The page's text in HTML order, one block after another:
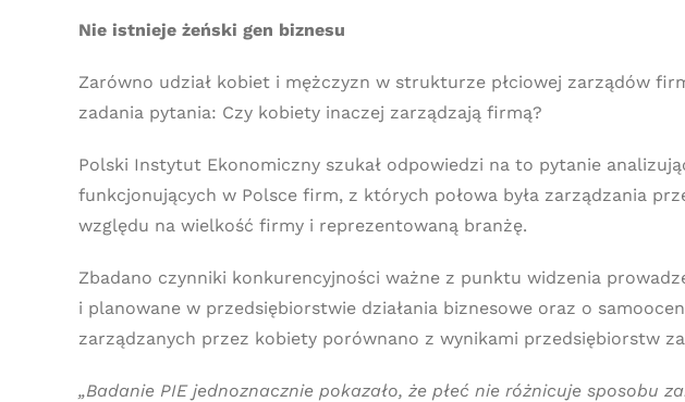
Nie istnieje żeński gen biznesu
Zarówno udział kobiet i mężczyzn w strukturze płciowej zarządów
zadania pytania: Czy kobiety inaczej zarządzają firmą?
Polski Instytut Ekonomiczny szukał odpowiedzi na to pytanie
funkcjonujących w Polsce firm, z których połowa była zarządzania
względu na wielkość firmy i reprezentowaną branżę.
Zbadano czynniki konkurencyjności ważne z punktu widzenia
i planowane w przedsiębiorstwie działania biznesowe oraz o
zarządzanych przez kobiety porównano z wynikami przedsiębiorstw
„Badanie PIE jednoznacznie pokazało, że płeć nie różnicuje